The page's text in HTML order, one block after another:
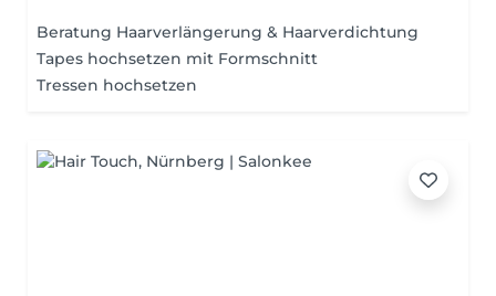
Beratung Haarverlängerung & Haarverdichtung
Tapes hochsetzen mit Formschnitt
Tressen hochsetzen